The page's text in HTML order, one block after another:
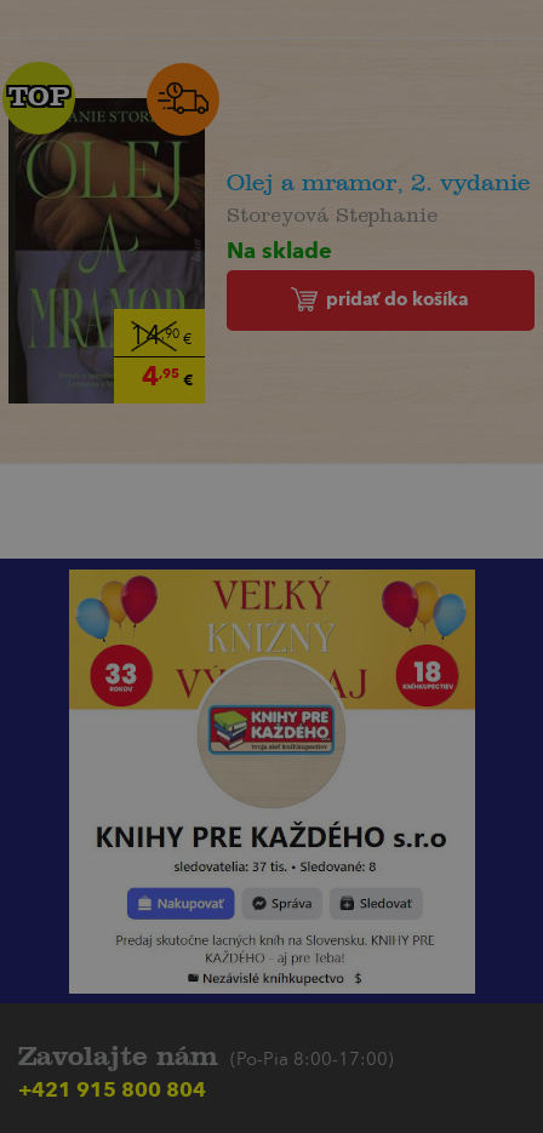
14,90€
4,95€
TOP
TOP
Olej a mramor, 2. vydanie
Storeyová Stephanie
Na sklade
pridať do košíka
Zavolajte nám (Po-Pia 8:00-17:00)
+421 915 800 804